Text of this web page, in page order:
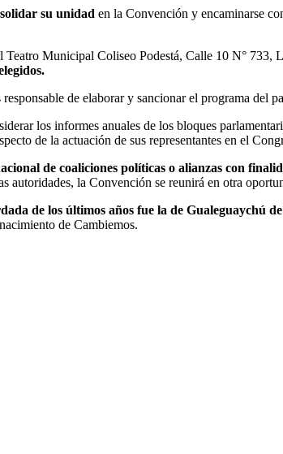
su unidad en la Convención y encaminarse
Teatro Municipal Coliseo Podestá, Calle 10 N°
de elaborar y sancionar el programa del
los informes anuales de los bloques
de la actuación de sus representantes en el
de coaliciones políticas o alianzas con
autoridades, la Convención se reunirá en otra
de los últimos años fue la de Gualeguaychú
de Cambiemos.